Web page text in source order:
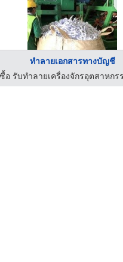
ทําลายเอกสารทางบัญชี